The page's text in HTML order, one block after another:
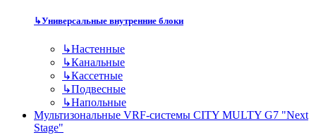
↳Универсальные внутренние блоки
↳Настенные
↳Канальные
↳Кассетные
↳Подвесные
↳Напольные
Мультизональные VRF-системы CITY MULTY G7 "Next
Stage"